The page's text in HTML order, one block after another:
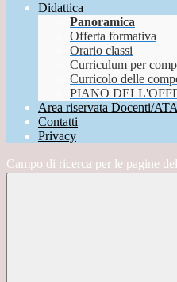
Didattica
Panoramica
Offerta formativa
Orario classi
Curriculum per
Curricolo delle
PIANO
Area riservata Docenti/ATA
Contatti
Privacy
Campo di ricerca per le pagine